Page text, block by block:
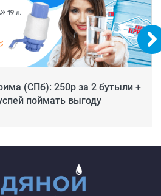
(СПб): 250р за 2 бутыли +
поймать выгоду